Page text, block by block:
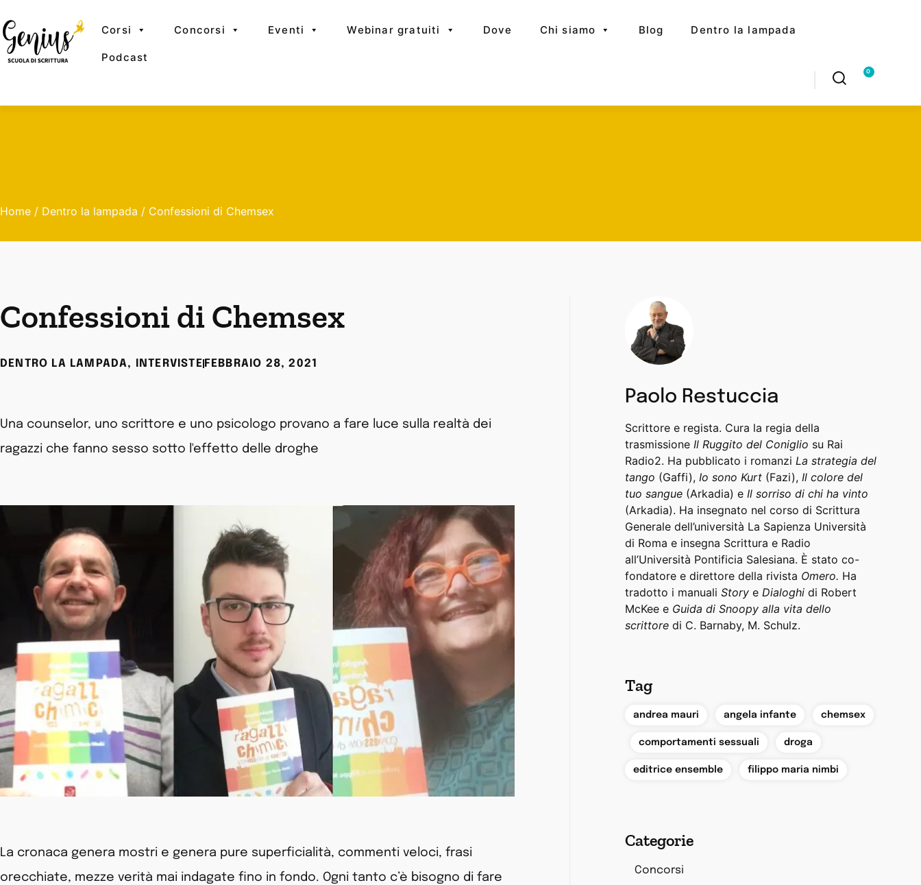
Corsi Concorsi Eventi Webinar gratuiti Dove Chi siamo Blog Dentro la lampada
Podcast
0
Home / Dentro la lampada / Confessioni di Chemsex
Confessioni di Chemsex
DENTRO LA LAMPADA, INTERVISTE FEBBRAIO 28, 2021
Una counselor, uno scrittore e uno psicologo provano a fare luce sulla realtà dei
ragazzi che fanno sesso sotto l'effetto delle droghe
La cronaca genera mostri e genera pure superficialità, commenti veloci, frasi
orecchiate, mezze verità mai indagate fino in fondo. Ogni tanto c’è bisogno di fare
Paolo Restuccia
Scrittore e regista. Cura la regia della
trasmissione Il Ruggito del Coniglio su Rai
Radio2. Ha pubblicato i romanzi La strategia del
tango (Gaffi), Io sono Kurt (Fazi), Il colore del
tuo sangue (Arkadia) e Il sorriso di chi ha vinto
(Arkadia). Ha insegnato nel corso di Scrittura
Generale dell’università La Sapienza Università
di Roma e insegna Scrittura e Radio
all’Università Pontificia Salesiana. È stato co-
fondatore e direttore della rivista Omero. Ha
tradotto i manuali Story e Dialoghi di Robert
McKee e Guida di Snoopy alla vita dello
scrittore di C. Barnaby, M. Schulz.
Tag
andrea mauri angela infante chemsex
comportamenti sessuali droga
editrice ensemble filippo maria nimbi
Categorie
Concorsi